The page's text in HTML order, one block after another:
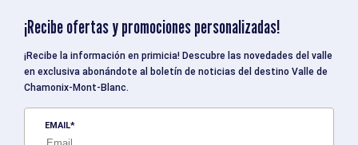
¡Recibe ofertas y promociones personalizadas!
¡Recibe la información en primicia! Descubre las novedades del valle
en exclusiva abonándote al boletín de noticias del destino Valle de
Chamonix-Mont-Blanc.
EMAIL